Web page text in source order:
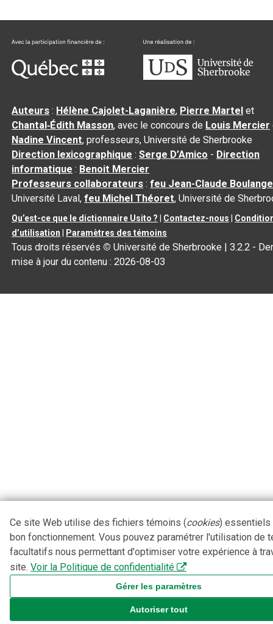
Auteurs : Hélène Cajolet-Laganière, Pierre Martel et
Chantal‑Édith Masson, avec le concours de Louis Mercier
Nadine Vincent, professeurs, Université de Sherbrooke
Direction lexicographique :Serge D’Amico - Direction
informatique : Benoit Mercier
Professeurs collaborateurs :feu Jean-Claude
Université Laval,feu Michel Théoret, Université de
Qu’est-ce que le dictionnaire Usito ? Contactez-nous
d’utilisation
Paramètres des témoins
Tous droits réservés © Université de Sherbrooke |3.2.2 -
mise à jour du contenu :2026-08-03
Ce site Web utilise des fichiers témoins (cookies) essentiels
bon fonctionnement. Vous pouvez paramétrer l'utilisation de
facultatifs nous permettant d'optimiser votre expérience à
site. Voir la Politique de confidentialité
Gérer les paramètres
Autoriser tout